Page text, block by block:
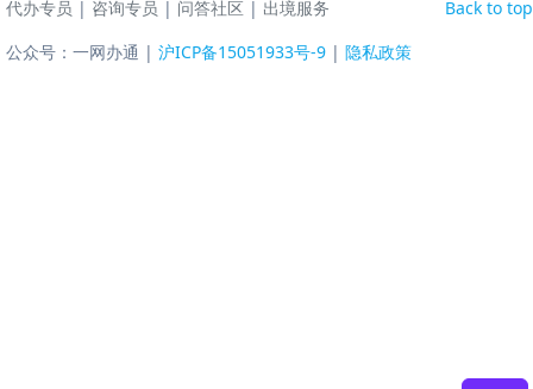
Back to top
代办专员 | 咨询专员 | 问答社区 | 出境服务
公众号：一网办通 | 沪ICP备15051933号-9 | 隐私政策